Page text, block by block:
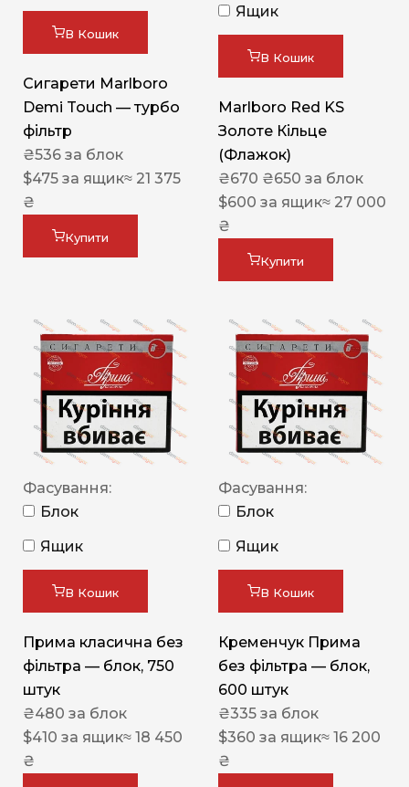
В Кошик
Сигарети Marlboro
Demi Touch — турбо
фільтр
₴536 за блок
$475 за ящик≈ 21 375
₴
Купити
Ящик
В Кошик
Marlboro Red KS
Золоте Кільце
(Флажок)
₴670 ₴650 за блок
$600 за ящик≈ 27 000
₴
Купити
Фасування:
Блок
Ящик
В Кошик
Прима класична без
фільтра — блок, 750
штук
₴480 за блок
$410 за ящик≈ 18 450
₴
Фасування:
Блок
Ящик
В Кошик
Кременчук Прима
без фільтра — блок,
600 штук
₴335 за блок
$360 за ящик≈ 16 200
₴